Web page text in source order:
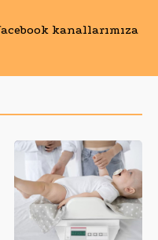
kanallarımıza